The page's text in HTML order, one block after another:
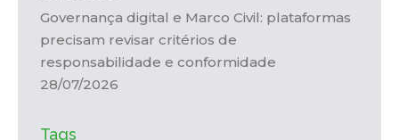
Governança digital e Marco Civil: plataformas
precisam revisar critérios de
responsabilidade e conformidade
28/07/2026
Tags